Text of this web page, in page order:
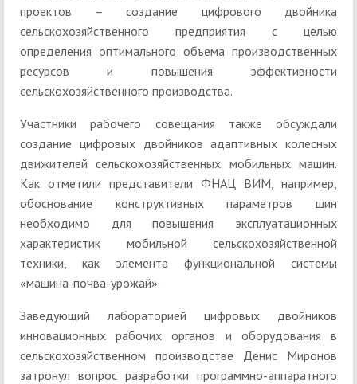
проектов – создание цифрового двойника
сельскохозяйственного предприятия с целью
определения оптимального объема производственных
ресурсов и повышения эффективности
сельскохозяйственного производства.
Участники рабочего совещания также обсуждали
создание цифровых двойников адаптивных колесных
движителей сельскохозяйственных мобильных машин.
Как отметили представители ФНАЦ ВИМ, например,
обоснование конструктивных параметров шин
необходимо для повышения эксплуатационных
характеристик мобильной сельскохозяйственной
техники, как элемента функциональной системы
«машина-почва-урожай».
Заведующий лабораторией цифровых двойников
инновационных рабочих органов и оборудования в
сельскохозяйственном производстве Денис Миронов
затронул вопрос разработки программно-аппаратного